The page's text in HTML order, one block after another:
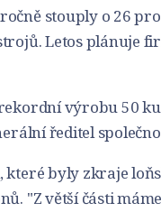
stouply o 26
Letos plánuje
výrobu 50
ředitel
které byly zkraje
"Z větší části